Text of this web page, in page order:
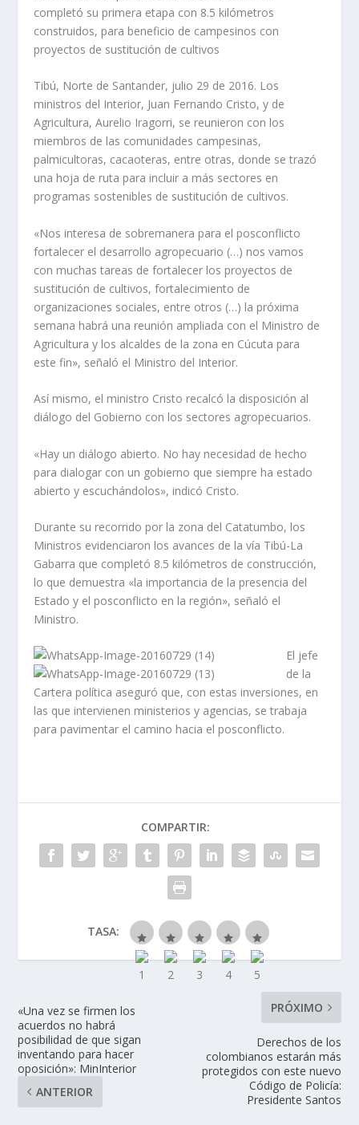
completó su primera etapa con 8.5 kilómetros
construidos, para beneficio de campesinos con
proyectos de sustitución de cultivos
Tibú, Norte de Santander, julio 29 de 2016. Los
ministros del Interior, Juan Fernando Cristo, y de
Agricultura, Aurelio Iragorri, se reunieron con los
miembros de las comunidades campesinas,
palmicultoras, cacaoteras, entre otras, donde se trazó
una hoja de ruta para incluir a más sectores en
programas sostenibles de sustitución de cultivos.
«Nos interesa de sobremanera para el posconflicto
fortalecer el desarrollo agropecuario (…) nos vamos
con muchas tareas de fortalecer los proyectos de
sustitución de cultivos, fortalecimiento de
organizaciones sociales, entre otros (…) la próxima
semana habrá una reunión ampliada con el Ministro de
Agricultura y los alcaldes de la zona en Cúcuta para
este fin», señaló el Ministro del Interior.
Así mismo, el ministro Cristo recalcó la disposición al
diálogo del Gobierno con los sectores agropecuarios.
«Hay un diálogo abierto. No hay necesidad de hecho
para dialogar con un gobierno que siempre ha estado
abierto y escuchándolos», indicó Cristo.
Durante su recorrido por la zona del Catatumbo, los
Ministros evidenciaron los avances de la vía Tibú-La
Gabarra que completó 8.5 kilómetros de construcción,
lo que demuestra «la importancia de la presencia del
Estado y el posconflicto en la región», señaló el
Ministro.
El jefe
de la
Cartera política aseguró que, con estas inversiones, en
las que intervienen ministerios y agencias, se trabaja
para pavimentar el camino hacia el posconflicto.
COMPARTIR:
TASA:
«Una vez se firmen los
acuerdos no habrá
posibilidad de que sigan
inventando para hacer
oposición»: MinInterior
ANTERIOR
PRÓXIMO
Derechos de los
colombianos estarán más
protegidos con este nuevo
Código de Policía:
Presidente Santos